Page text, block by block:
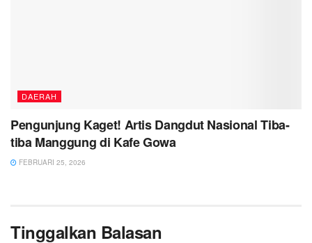
DAERAH
Pengunjung Kaget! Artis Dangdut Nasional Tiba-
tiba Manggung di Kafe Gowa
FEBRUARI 25, 2026
Tinggalkan Balasan